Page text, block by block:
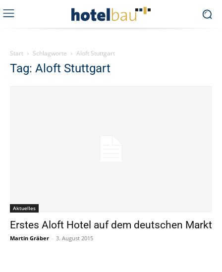
Start Schlagworte Aloft Stuttgart
Tag: Aloft Stuttgart
Aktuelles
Erstes Aloft Hotel auf dem deutschen Markt
Martin Gräber - 3. August 2015